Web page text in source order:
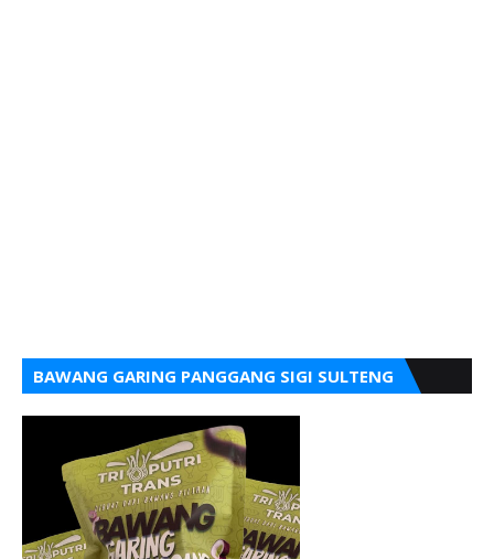
BAWANG GARING PANGGANG SIGI SULTENG